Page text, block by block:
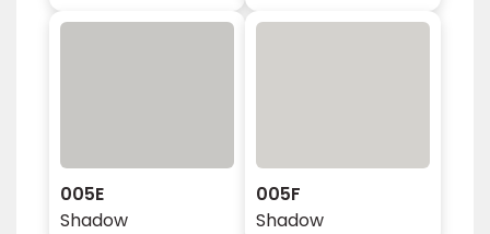
005E
Shadow
005F
Shadow